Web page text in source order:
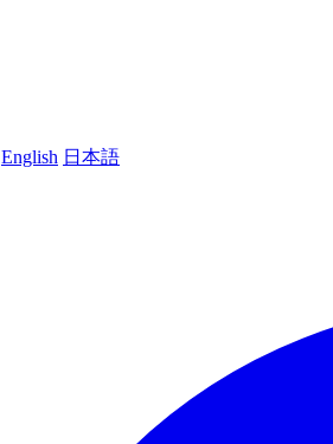
English 日本語